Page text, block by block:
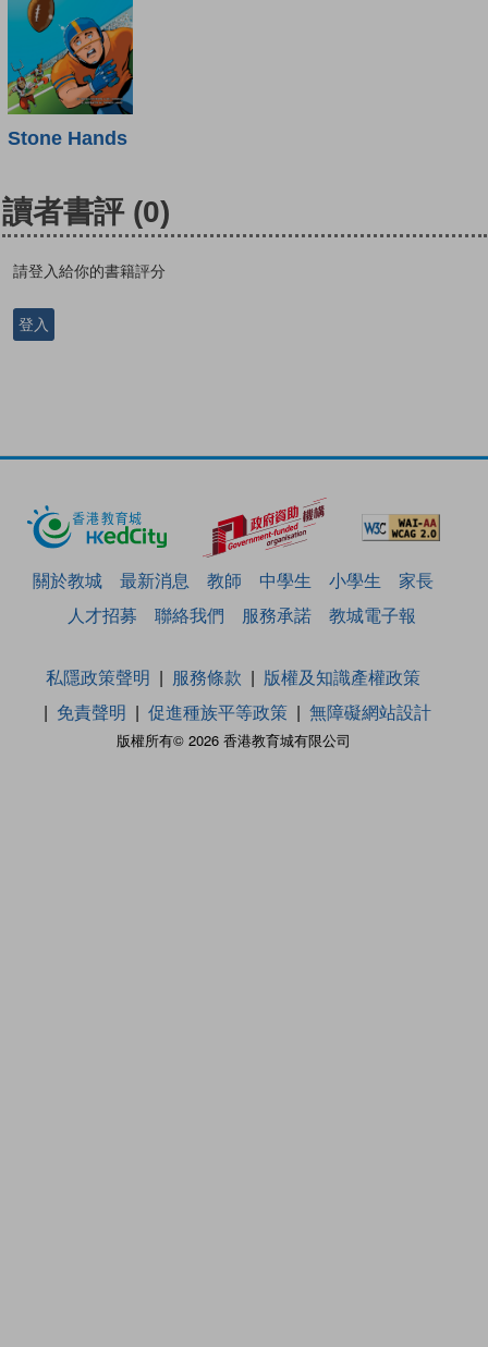
Stone Hands
讀者書評 (0)
請登入給你的書籍評分
登入
關於教城 最新消息 教師 中學生 小學生
家長
人才招募
聯絡我們 服務承諾 教城電子報
版權所有© 2026 香港教育城有限公司
私隱政策聲明 服務條款
版權及知識產權政策
免責聲明
促進種族平等政策 無障礙網站設計